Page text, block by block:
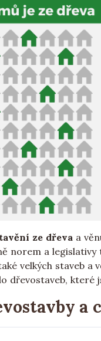
ze dřeva a
norem a legislativy
velkých staveb
dřevostaveb, které
a